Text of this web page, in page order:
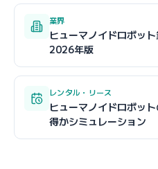
業界
ヒューマノイドロボッ
2026年版
レンタル・リース
ヒューマノイドロボッ
得かシミュレーション